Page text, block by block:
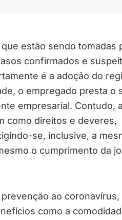
estão sendo tomadas
confirmados e
é a adoção do
o empregado presta o
empresarial. Contudo,
como direitos e deveres,
se, inclusive, a
o cumprimento da
ao coronavírus,
como a